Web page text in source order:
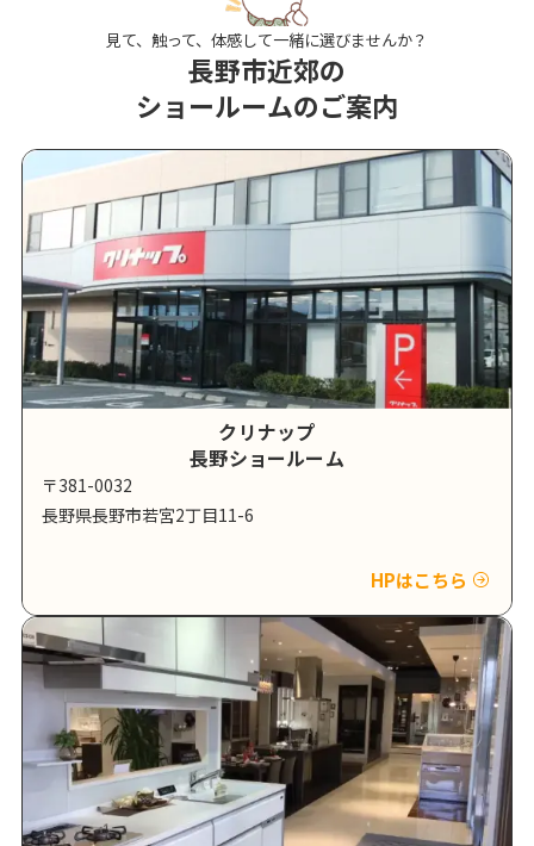
見て、触って、体感して一緒に選びませんか？
長野市近郊の
ショールームのご案内
クリナップ
長野ショールーム
〒381-0032
長野県長野市若宮2丁目11-6
HPはこちら